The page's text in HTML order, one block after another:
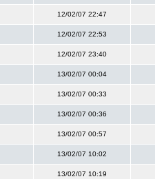
12/02/07 22:47
12/02/07 22:53
12/02/07 23:40
13/02/07 00:04
13/02/07 00:33
13/02/07 00:36
13/02/07 00:57
13/02/07 10:02
13/02/07 10:19